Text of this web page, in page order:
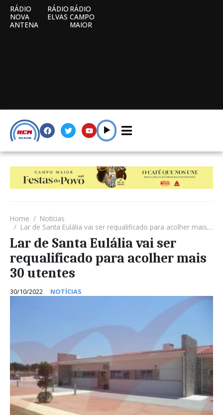
RÁDIO
NOVA
ANTENA
RÁDIO
ELVAS
RÁDIO
CAMPO
MAIOR
Home
Notícias
Lar de Santa Eulália vai ser requalificado para acolher mais 30 utentes
Lar de Santa Eulália vai ser
requalificado para acolher mais
30 utentes
30/10/2022 NOTÍCIAS